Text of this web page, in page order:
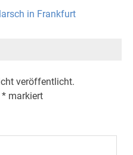
in Frankfurt
veröffentlicht.
* markiert